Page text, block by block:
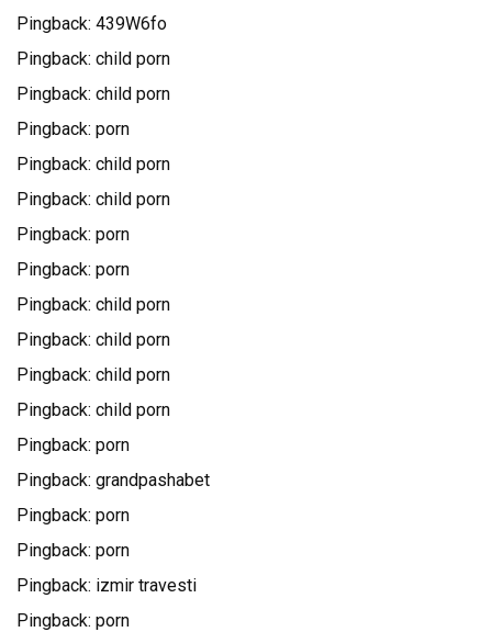
Pingback: 439W6fo
Pingback: child porn
Pingback: child porn
Pingback: porn
Pingback: child porn
Pingback: child porn
Pingback: porn
Pingback: porn
Pingback: child porn
Pingback: child porn
Pingback: child porn
Pingback: child porn
Pingback: porn
Pingback: grandpashabet
Pingback: porn
Pingback: porn
Pingback: izmir travesti
Pingback: porn